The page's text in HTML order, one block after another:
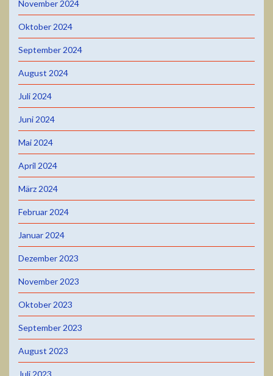
November 2024
Oktober 2024
September 2024
August 2024
Juli 2024
Juni 2024
Mai 2024
April 2024
März 2024
Februar 2024
Januar 2024
Dezember 2023
November 2023
Oktober 2023
September 2023
August 2023
Juli 2023